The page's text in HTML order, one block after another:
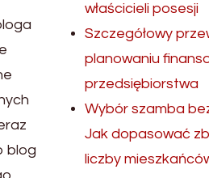
blog
właścicieli posesji
Szczegółowy
planowaniu
przedsiębiorstwa
Wybór szamba
Jak dopasować
liczby